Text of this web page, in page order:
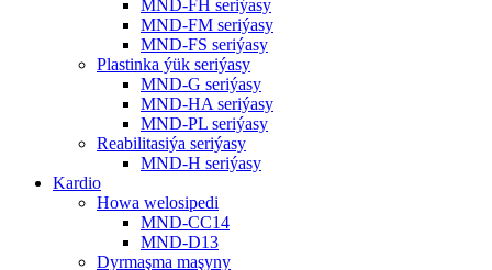
MND-FH seriýasy
MND-FM seriýasy
MND-FS seriýasy
Plastinka ýük seriýasy
MND-G seriýasy
MND-HA seriýasy
MND-PL seriýasy
Reabilitasiýa seriýasy
MND-H seriýasy
Kardio
Howa welosipedi
MND-CC14
MND-D13
Dyrmaşma maşyny